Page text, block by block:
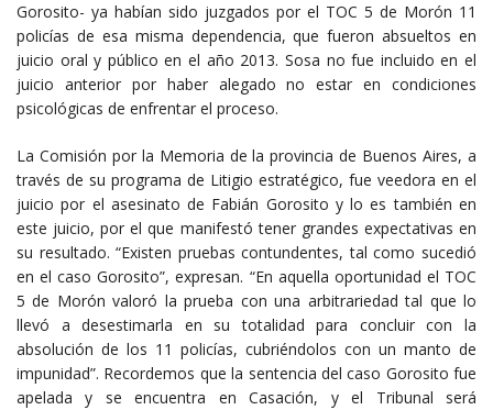
Gorosito- ya habían sido juzgados por el TOC 5 de Morón 11
policías de esa misma dependencia, que fueron absueltos en
juicio oral y público en el año 2013. Sosa no fue incluido en el
juicio anterior por haber alegado no estar en condiciones
psicológicas de enfrentar el proceso.
La Comisión por la Memoria de la provincia de Buenos Aires, a
través de su programa de Litigio estratégico, fue veedora en el
juicio por el asesinato de Fabián Gorosito y lo es también en
este juicio, por el que manifestó tener grandes expectativas en
su resultado. “Existen pruebas contundentes, tal como sucedió
en el caso Gorosito”, expresan. “En aquella oportunidad el TOC
5 de Morón valoró la prueba con una arbitrariedad tal que lo
llevó a desestimarla en su totalidad para concluir con la
absolución de los 11 policías, cubriéndolos con un manto de
impunidad”. Recordemos que la sentencia del caso Gorosito fue
apelada y se encuentra en Casación, y el Tribunal será